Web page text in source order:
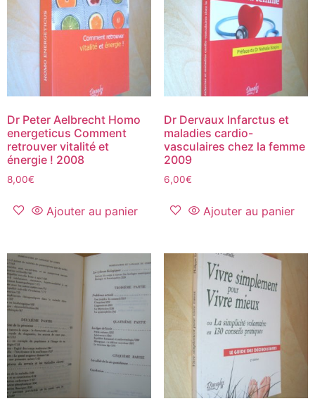
Dr Peter Aelbrecht Homo
energeticus Comment
retrouver vitalité et
énergie ! 2008
8,00€
Ajouter au panier
Dr Dervaux Infarctus et
maladies cardio-
vasculaires chez la femme
2009
6,00€
Ajouter au panier